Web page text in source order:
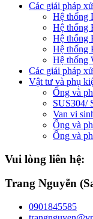
Các giải pháp
Hệ thống
Hệ thống
Hệ thống
Hệ thống
Hệ thống
Các giải pháp
Vật tư và phụ
Ống và
SUS304/
Van vi
Ống và
Ống và
Vui lòng liên hệ:
Trang Nguyễn
0901845585